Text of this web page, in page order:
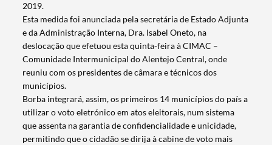
2019.
Esta medida foi anunciada pela secretária de Estado Adjunta
e da Administração Interna, Dra. Isabel Oneto, na
deslocação que efetuou esta quinta-feira à CIMAC –
Comunidade Intermunicipal do Alentejo Central, onde
reuniu com os presidentes de câmara e técnicos dos
municípios.
Borba integrará, assim, os primeiros 14 municípios do país a
utilizar o voto eletrónico em atos eleitorais, num sistema
que assenta na garantia de confidencialidade e unicidade,
permitindo que o cidadão se dirija à cabine de voto mais